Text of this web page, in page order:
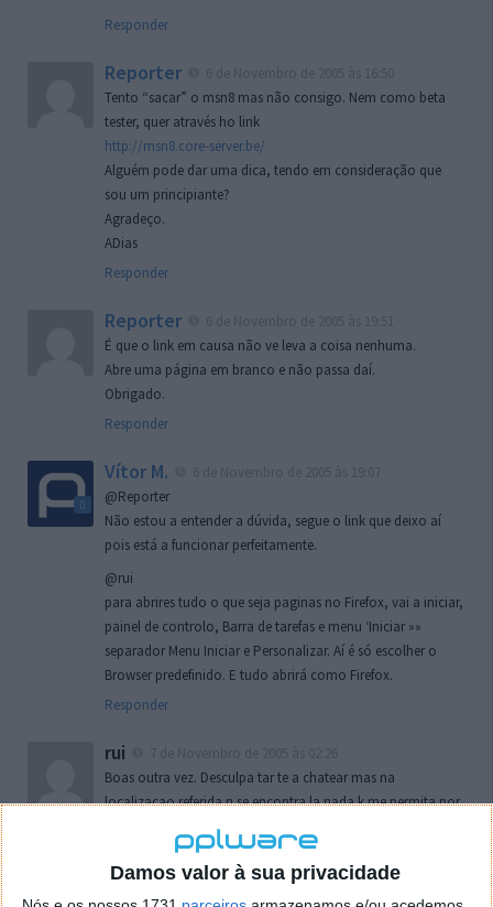
Damos valor à sua privacidade
Responder
Reporter
Tento “sacar” o msn8 mas não consigo. Nem como beta
tester, quer através ho link
http://msn8.core-server.be/
Alguém pode dar uma dica, tendo em consideração que
sou um principiante?
Agradeço.
ADias
Responder
Reporter
É que o link em causa não ve leva a coisa nenhuma.
Abre uma página em branco e não passa daí.
Obrigado.
Responder
Vítor M.
@Reporter
Não estou a entender a dúvida, segue o link que deixo aí
pois está a funcionar perfeitamente.
@rui
para abrires tudo o que seja paginas no Firefox, vai a iniciar,
painel de controlo, Barra de tarefas e menu ‘Iniciar »»
separador Menu Iniciar e Personalizar. Aí é só escolher o
Browser predefinido. E tudo abrirá como Firefox.
Responder
rui
Boas outra vez. Desculpa tar te a chatear mas na
localizaçao referida n se encontra la nada k me permita por
o firefox como browser predefenido
de control tudo e nada. Tou a comecar a desesperar, ate ja
tentei apagar o explorer na tentativa de forçar o uso do
firefox mas em vao. Kaso te lembres de outra dica fico